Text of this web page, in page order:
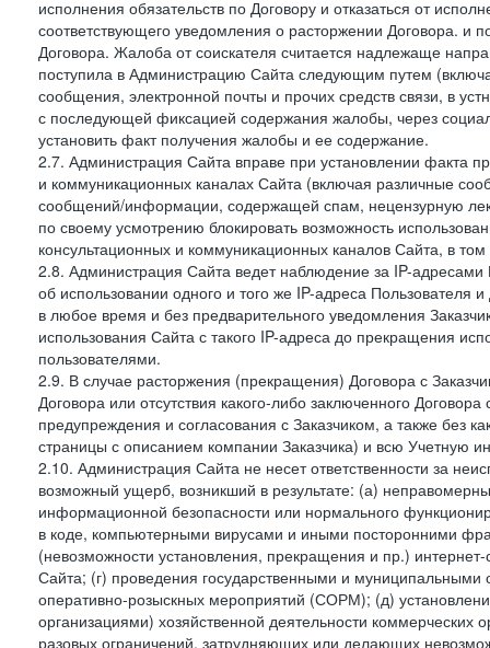
исполнения обязательств по Договору и отказаться от
соответствующего уведомления о расторжении Договора. и
Договора. Жалоба от соискателя считается надлежаще
поступила в Администрацию Сайта следующим путем
сообщения, электронной почты и прочих средств связи, в
с последующей фиксацией содержания жалобы, через
установить факт получения жалобы и ее содержание.
2.7. Администрация Сайта вправе при установлении факта
и коммуникационных каналах Сайта (включая различные
сообщений/информации, содержащей спам, нецензурную
по своему усмотрению блокировать возможность
консультационных и коммуникационных каналов Сайта, в
2.8. Администрация Сайта ведет наблюдение за IP-
об использовании одного и того же IP-адреса Пользователя
в любое время и без предварительного уведомления
использования Сайта с такого IP-адреса до прекращения
пользователями.
2.9. В случае расторжения (прекращения) Договора с
Договора или отсутствия какого-либо заключенного
предупреждения и согласования с Заказчиком, а также без
страницы с описанием компании Заказчика) и всю Учетную
2.10. Администрация Сайта не несет ответственности за
возможный ущерб, возникший в результате: (а)
информационной безопасности или нормального
в коде, компьютерными вирусами и иными посторонними
(невозможности установления, прекращения и пр.)
Сайта; (г) проведения государственными и
оперативно-розыскных мероприятий (СОРМ); (д)
организациями) хозяйственной деятельности коммерческих
разовых ограничений, затрудняющих или делающих